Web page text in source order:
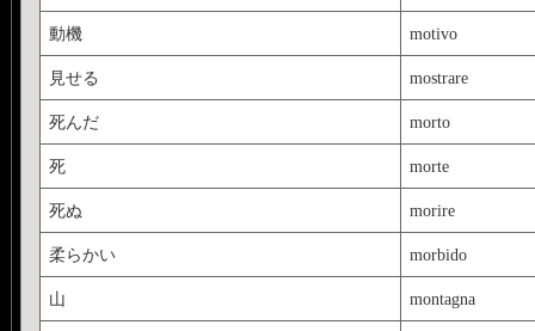
動機 motivo
見せる mostrare
死んだ morto
死 morte
死ぬ morire
柔らかい morbido
山 montagna